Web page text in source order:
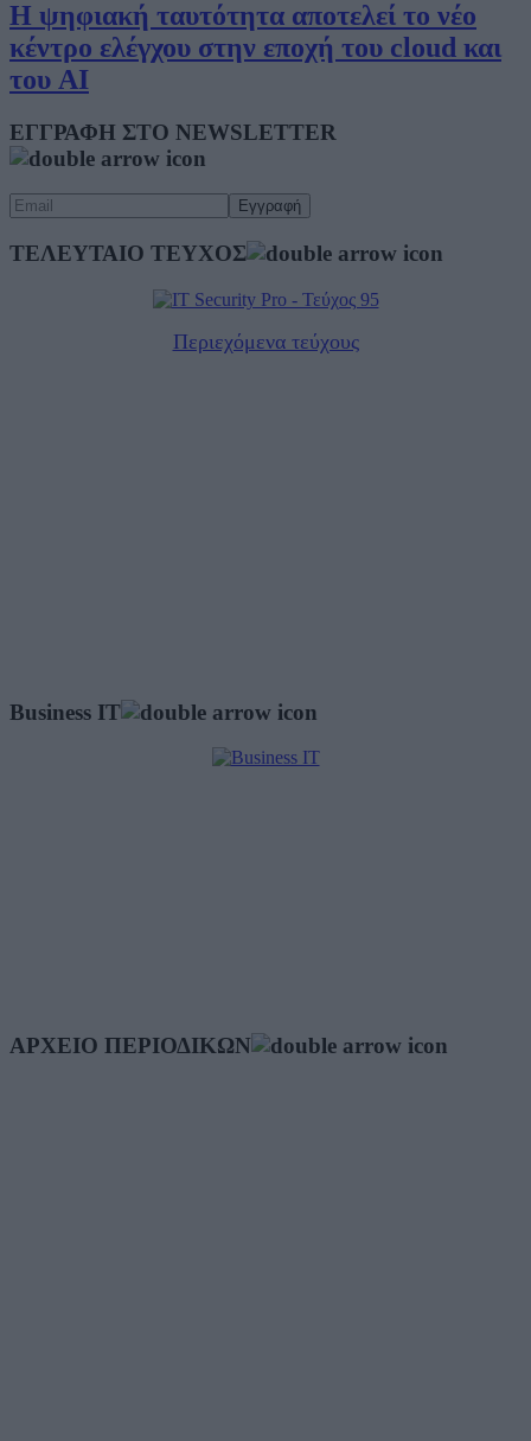
Η ψηφιακή ταυτότητα αποτελεί το νέο
κέντρο ελέγχου στην εποχή του cloud και
του AI
ΕΓΓΡΑΦΗ ΣΤΟ NEWSLETTER
ΤΕΛΕΥΤΑΙΟ ΤΕΥΧΟΣ
Περιεχόμενα τεύχους
Business IT
ΑΡΧΕΙΟ ΠΕΡΙΟΔΙΚΩΝ